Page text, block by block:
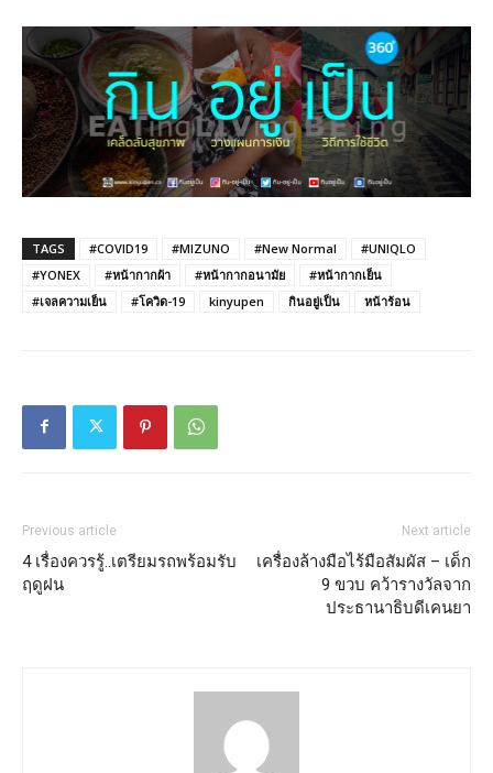
TAGS #COVID19 #MIZUNO #New Normal
#UNIQLO
#YONEX
#หน้ากากผ้า #หน้ากากอนามัย
#หน้ากากเย็น
#เจลความเย็น
#โควิด-19 kinyupen กินอยู่เป็น หน้าร้อน
Previous article
4 เรื่องควรรู้..เตรียมรถพร้อมรับ
ฤดูฝน
Next article
เครื่องล้างมือไร้มือสัมผัส – เด็ก
9 ขวบ คว้ารางวัลจาก
ประธานาธิบดีเคนยา